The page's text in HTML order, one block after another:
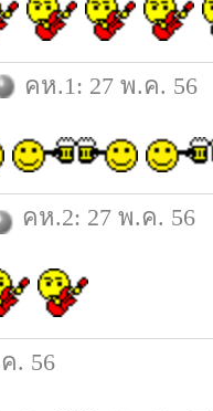
คห.1: 27 พ.ค. 56
คห.2: 27 พ.ค. 56
. 56